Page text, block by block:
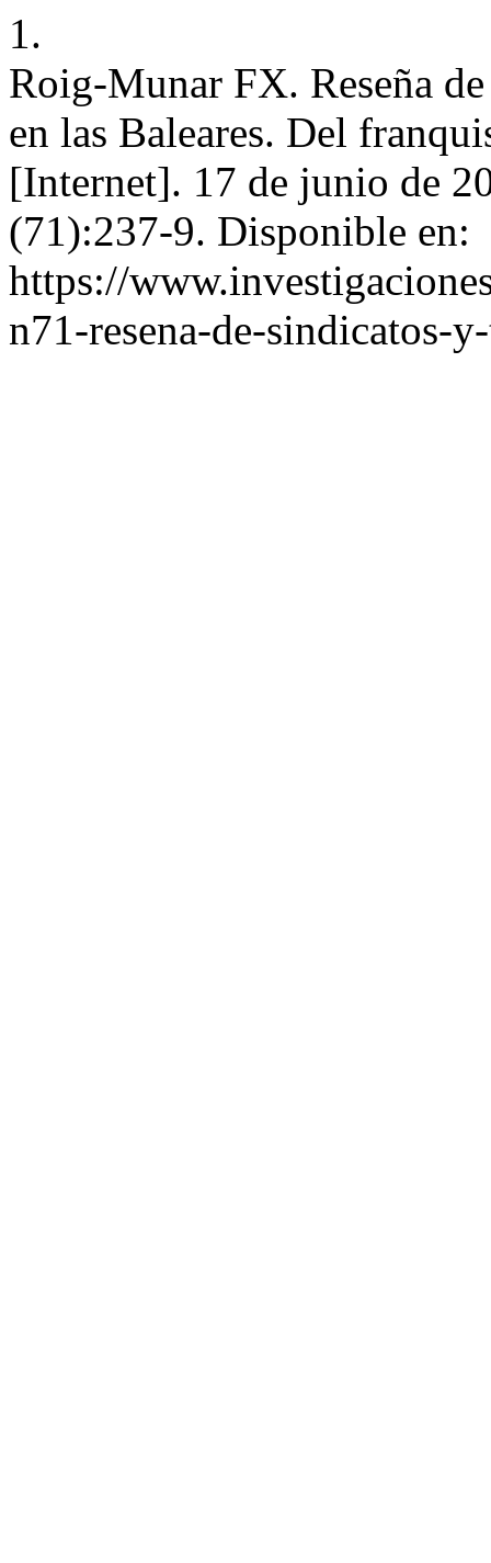
1.
Roig-Munar FX. Reseña
en las Baleares. Del
[Internet]. 17 de junio de
(71):237-9. Disponible en:
https://
n71-resena-de-sindicatos-